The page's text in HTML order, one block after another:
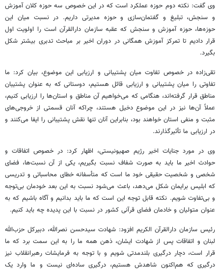
وی گفت: نکته دوم حوزه عملکرد است که در این خصوص سه حوزه کلان آموزش
و سنجش، تبلیغ و گفتمان‌سازی و حوزه مدیرتی داریم. در نسبت میان این
حوزه‌ها، حوزه آموزش و سنجش که عقبه سازمان دارالقرآن است را اولویت اول
قرار دادیم تا تمرکز آموزش همگانی در دوران اخیر بر مباحث تدبری بیشتر شکل
بگیرد.
تقی‌زاده در خصوص تفاوت میان پشتیبانی و ارزیابی این موضوع، بیان کرد: ما
تفاوتی را میان پشتیبانی و ارزیابی قائل هستیم، دوستانی که به عنوان پشتیبان
مناطق قرار گرفته‌اند، هنگامی که می‌خواهیم آن مناطق و استان‌ها را ارزیابی کنیم،
عملاً آن‌ها نیز در این موضوع دخیل هستند، چراکه آنان قسمتی از خروجی‌های
مثبت و منفی استان خواهند بود، بنابراین آنان تنها نقش پشتیبانی را ایفا می‌کنند و
در ارزیابی ما تأثیرگذارند.
وی در مورد جنایات اخیر رژیم صهیونیستی، اظهار کرد: در خصوص اتفاقات و
حوادث اخیر ما باید به صورت شفاف نسبت بگیریم، یکی از آن نسبت‌ها، فضای
شخصی و شخصیت حقیقی خود ما است که متأسفانه خطای محاسباتی و تدریسی
که ابلیس برایمان شکل می‌دهد، باعث می‌شود نسبت به این بعد خودمان بی‌توجه
و بی‌تفاوت شویم. نکته قابل توجه این است که ما باید بدانیم و آگاه باشیم که به
عنوان متولیان و خادمان فضای قرآنی کشور در نسبت با این پدیده چه باید کنیم.
رئیس سازمان دارالقرآن الکریم افزود: شهادت سیدحسن نصرالله، دبیرکل حزب‌الله
لبنان و اتفاقات پس از شهادت ایشان، ذهن همه ما را به این سمت برد که ما
قرار است، دچار درگیری بلندمدتی شویم و با توجه به فرمایشاترهبرانقلاب نیز
درگیری که هم‌اکنون شاهدش هستیم، درگیری ساده‌ای نیست و ما وارد یک